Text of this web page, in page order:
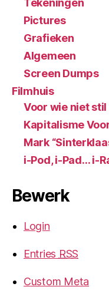
Pictures
Grafieken
Algemeen
Screen Dumps
Filmhuis
Voor wie niet
Kapitalisme
Mark
i-Pod, i-Pad… i-
Bewerk
Login
Entries RSS
Custom Meta